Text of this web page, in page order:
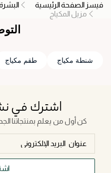
فيسز الصفحة الرئيسية
مزيل المكياج
شنطة مكياج طقم مكياج
اشترك في
كن أول من يعلم بمنتجاتنا